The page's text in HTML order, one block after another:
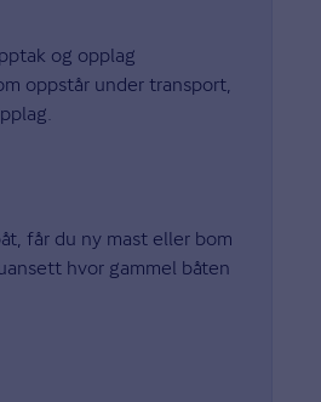
og opplag
oppstår under transport,
får du ny mast eller bom
hvor gammel båten